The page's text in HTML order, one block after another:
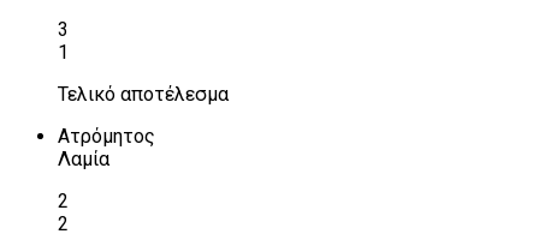
3
1
Τελικό αποτέλεσμα
Ατρόμητος
Λαμία
2
2